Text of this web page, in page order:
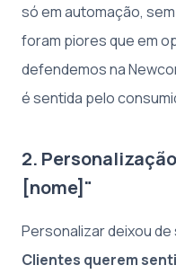
só em automação,
foram piores que em
defendemos na
é sentida pelo
2.
[nome]"
Personalizar deixou
Clientes querem